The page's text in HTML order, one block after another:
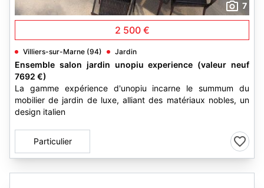
7
2 500 €
Villiers-sur-Marne (94) Jardin
Ensemble salon jardin unopiu experience (valeur neuf
7692 €)
La gamme expérience d'unopiu incarne le summum du
mobilier de jardin de luxe, alliant des matériaux nobles, un
design italien
Particulier